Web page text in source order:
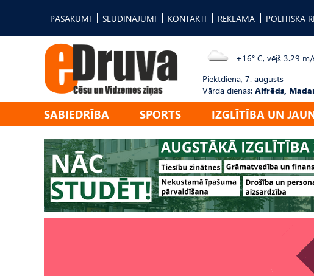
PASĀKUMI SLUDINĀJUMI KONTAKTI REKLĀMA POLITISKĀ
+16° C, vējš 3.29
Piektdiena, 7. augusts
Vārda dienas: Alfrēds,
SABIEDRĪBA SPORTS IZGLĪTĪBA UN